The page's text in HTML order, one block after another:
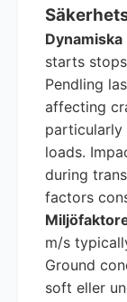
starts
Pendling
affecting
particularly
loads.
during
factors
m/s
Ground
soft eller